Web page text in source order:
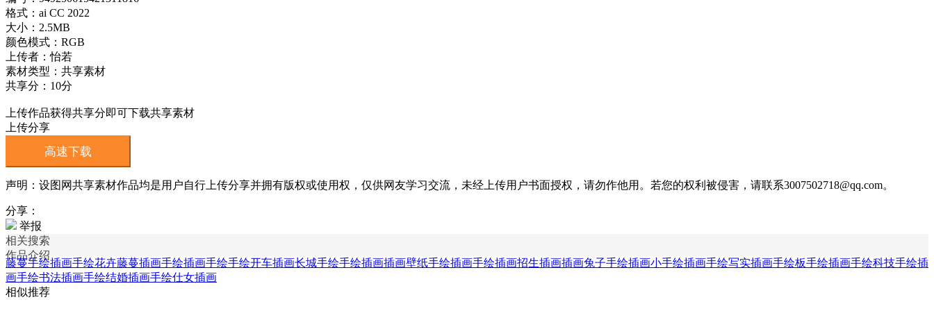
格式：ai CC 2022
大小：2.5MB
颜色模式：RGB
上传者：怡若
素材类型：共享素材
共享分：10分
上传作品获得共享分即可下载共享素材
上传分享
高速下载
声明：设图网共享素材作品均是用户自行上传分享并拥有版权或使用权，仅供网友学习交流，未经上传用户书面授权，请勿作他用。若您的权利被侵害，请联系3007502718@qq.com。
分享：
举报
相关搜索
作品介绍
藤蔓手绘插画手绘花卉藤蔓插画手绘插画手绘手绘开车插画长城手绘手绘插画插画壁纸手绘插画手绘插画招生插画插画兔子手绘插画小手绘插画手绘写实插画手绘板手绘插画手绘科技手绘插
画手绘书法插画手绘结婚插画手绘仕女插画
相似推荐